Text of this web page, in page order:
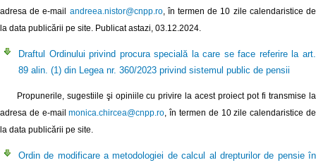
adresa de e-mail andreea.nistor@cnpp.ro, în termen de 10 zile calendaristice de
la data publicării pe site. Publicat astazi, 03.12.2024.
Draftul Ordinului privind procura specială la care se face referire la art.
89 alin. (1) din Legea nr. 360/2023 privind sistemul public de pensii
Propunerile, sugestiile şi opiniile cu privire la acest proiect pot fi transmise la
adresa de e-mailmonica.chircea@cnpp.ro, în termen de 10 zile calendaristice de
la data publicării pe site.
Ordin de modificare a metodologiei de calcul al drepturilor de pensie în